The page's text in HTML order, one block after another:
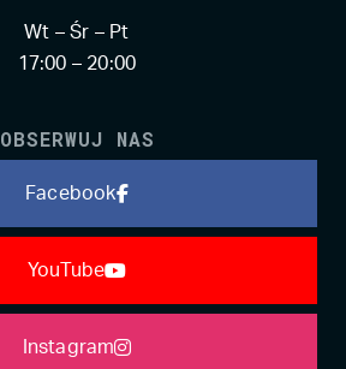
Wt – Śr – Pt
17:00 – 20:00
OBSERWUJ NAS
Facebook
YouTube
Instagram